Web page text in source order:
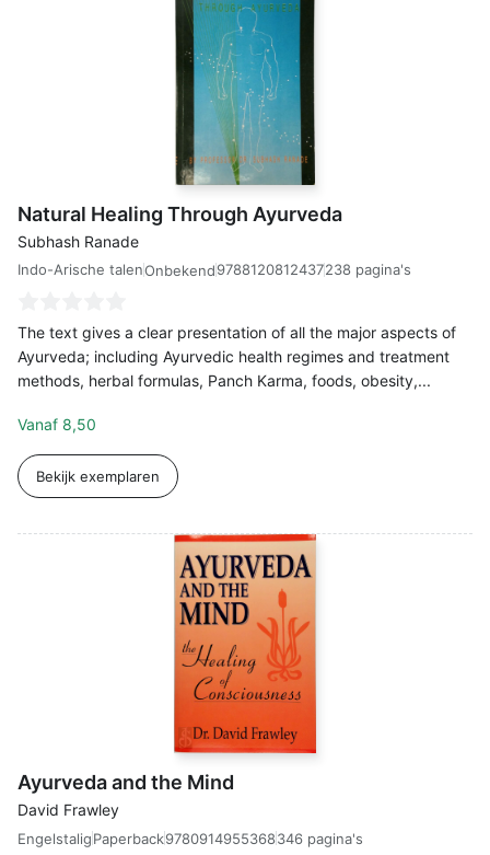
Natural Healing Through Ayurveda
Subhash Ranade
Indo-Arische talenOnbekend9788120812437238 pagina's
The text gives a clear presentation of all the major aspects of
Ayurveda; including Ayurvedic health regimes and treatment
methods, herbal formulas, Panch Karma, foods, obesity,...
Vanaf 8,50
Bekijk exemplaren
Ayurveda and the Mind
David Frawley
EngelstaligPaperback9780914955368346 pagina's